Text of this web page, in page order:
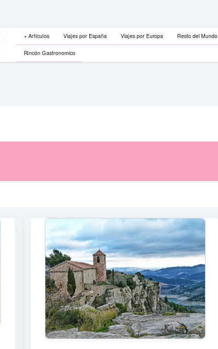
+ Artículos Viajes por España Viajes por Europa Resto del Mundo
Rincón Gastronomico